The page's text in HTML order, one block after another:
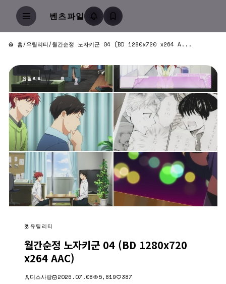
벤츠파일
홈/유틸리티/월간순정 노자키군 04 (BD 1280x720 x264 A...
유틸리티
유틸리티
월간순정 노자키군 04 (BD 1280x720
x264 AAC)
디스사랑 2026.07.08 5,819 387